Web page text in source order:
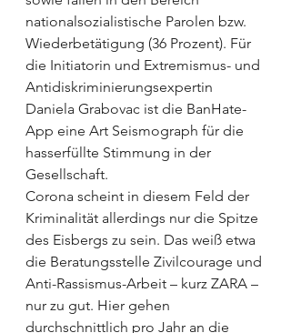
nationalsozialistische Parolen bzw.
Wiederbetätigung (36 Prozent). Für
die Initiatorin und Extremismus- und
Antidiskriminierungsexpertin
Daniela Grabovac ist die BanHate-
App eine Art Seismograph für die
hasserfüllte Stimmung in der
Gesellschaft.
Corona scheint in diesem Feld der
Kriminalität allerdings nur die Spitze
des Eisbergs zu sein. Das weiß etwa
die Beratungsstelle Zivilcourage und
Anti-Rassismus-Arbeit – kurz ZARA –
nur zu gut. Hier gehen
durchschnittlich pro Jahr an die